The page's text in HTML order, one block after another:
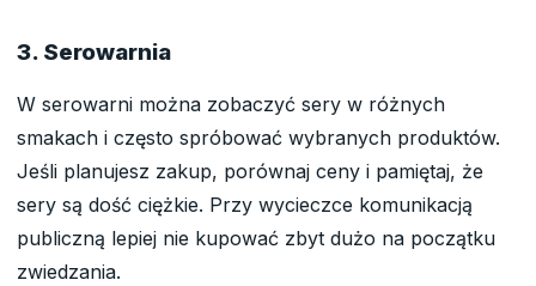
3. Serowarnia
W serowarni można zobaczyć sery w różnych
smakach i często spróbować wybranych produktów.
Jeśli planujesz zakup, porównaj ceny i pamiętaj, że
sery są dość ciężkie. Przy wycieczce komunikacją
publiczną lepiej nie kupować zbyt dużo na początku
zwiedzania.